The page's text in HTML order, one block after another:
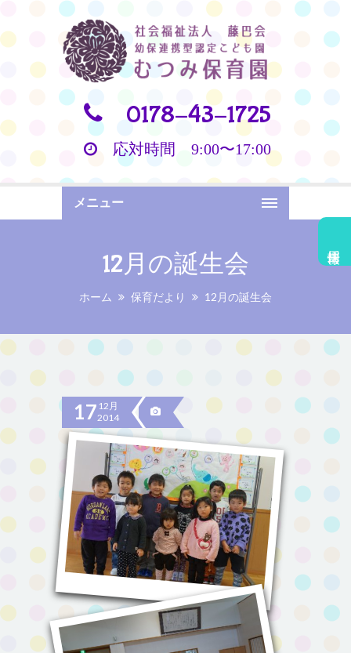
0178-43-1725
応対時間 9:00〜17:00
メニュー
12月の誕生会
ホーム 保育だより 12月の誕生会
17 12月
2014